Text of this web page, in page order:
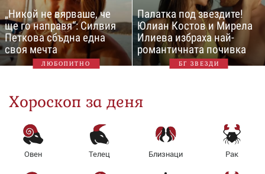
„Никой не вярваше, че
ще го направя“: Силвия
Петкова сбъдна една
своя мечта
ЛЮБОПИТНО
Палатка под звездите!
Юлиан Костов и Мирела
Илиева избраха най-
романтичната почивка
БГ ЗВЕЗДИ
Хороскоп за деня
Овен Телец Близнаци Рак